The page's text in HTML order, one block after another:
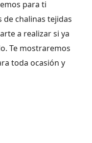
para ti
de chalinas tejidas
a realizar si ya
Te mostraremos
toda ocasión y